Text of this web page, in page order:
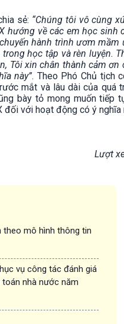
sẻ: “Chúng tôi vô cùng
hướng về các em học sinh
hành trình ươm mầm
học tập và rèn luyện.
Tôi xin chân thành cảm ơn
này”. Theo Phó Chủ tịch
mắt và lâu dài của quá
bày tỏ mong muốn tiếp
đối với hoạt động có ý nghĩa
Lượt
mô hình thông tin
vụ công tác đánh giá
nhà nước năm